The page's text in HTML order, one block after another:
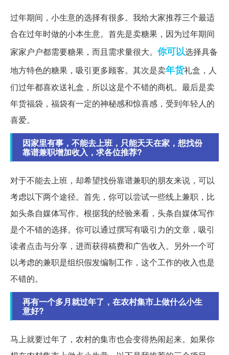
过年期间，小生意的选择有很多。我给大家推荐三个最适
合在过年时做的小本生意。首先是卖糖果，因为过年期间
家家户户都需要糖果，而且需求量很大。你可以选择具备
地方特色的糖果，吸引更多顾客。其次是卖年货礼盒，人
们过年都喜欢送礼盒，所以这是个不错的商机。最后是卖
年货福袋，福袋有一定的神秘感和惊喜感，受到年轻人的
喜爱。
因家里有事，不能去上班，只能天天在家，想找份
靠谱兼职增加收入，求各位推荐?
对于不能去上班，却希望找份靠谱兼职的朋友来说，可以
考虑以下两个途径。首先，你可以尝试一些线上兼职，比
如头条自媒体写作。根据我的经验来看，头条自媒体写作
是个不错的选择。你可以通过撰写有吸引力的文章，吸引
读者点击与分享，进而获得稿费和广告收入。另外一个可
以考虑的兼职是组织假发编制工作，这个工作的收入也是
不错的。
再有一个多月就过年了，在农村集市上做什么小生
意好?
马上就要过年了，农村的集市也会变得热闹起来。如果你